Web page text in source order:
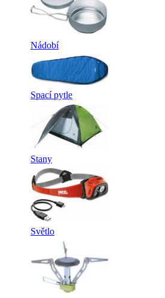
Nádobí
Spací pytle
Stany
Světlo